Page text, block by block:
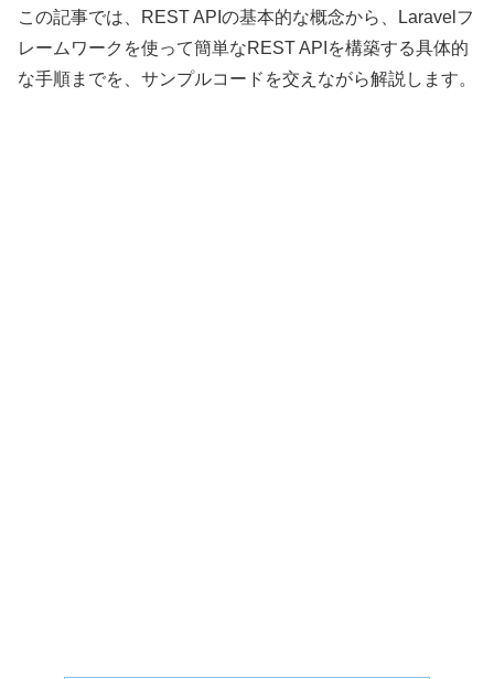
この記事では、REST APIの基本的な概念から、Laravelフ
レームワークを使って簡単なREST APIを構築する具体的
な手順までを、サンプルコードを交えながら解説します。